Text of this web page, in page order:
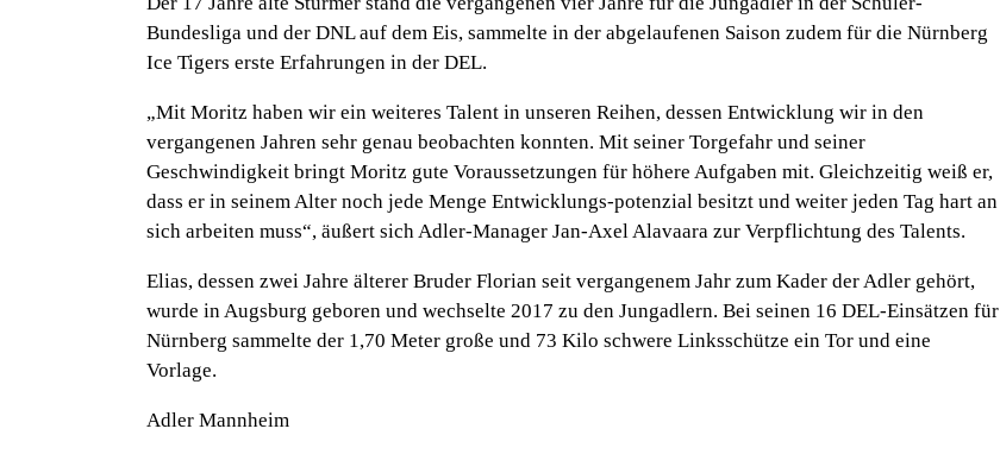
Bundesliga und der DNL auf dem Eis, sammelte in der abgelaufenen Saison zudem für die Nürnberg
Ice Tigers erste Erfahrungen in der DEL.
„Mit Moritz haben wir ein weiteres Talent in unseren Reihen, dessen Entwicklung wir in den
vergangenen Jahren sehr genau beobachten konnten. Mit seiner Torgefahr und seiner
Geschwindigkeit bringt Moritz gute Voraussetzungen für höhere Aufgaben mit. Gleichzeitig weiß er,
dass er in seinem Alter noch jede Menge Entwicklungs-potenzial besitzt und weiter jeden Tag hart an
sich arbeiten muss“, äußert sich Adler-Manager Jan-Axel Alavaara zur Verpflichtung des Talents.
Elias, dessen zwei Jahre älterer Bruder Florian seit vergangenem Jahr zum Kader der Adler gehört,
wurde in Augsburg geboren und wechselte 2017 zu den Jungadlern. Bei seinen 16 DEL-Einsätzen für
Nürnberg sammelte der 1,70 Meter große und 73 Kilo schwere Linksschütze ein Tor und eine
Vorlage.
Adler Mannheim